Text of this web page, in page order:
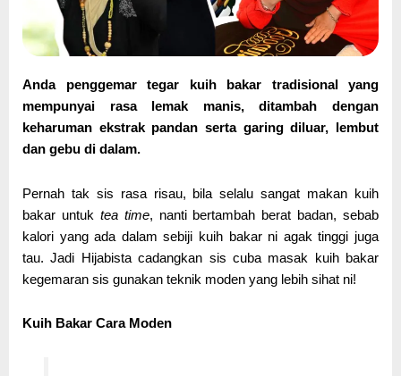
Anda penggemar tegar kuih bakar tradisional yang
mempunyai rasa lemak manis, ditambah dengan
keharuman ekstrak pandan serta garing diluar, lembut
dan gebu di dalam.
Pernah tak sis rasa risau, bila selalu sangat makan kuih
bakar untuk tea time, nanti bertambah berat badan, sebab
kalori yang ada dalam sebiji kuih bakar ni agak tinggi juga
tau. Jadi Hijabista cadangkan sis cuba masak kuih bakar
kegemaran sis gunakan teknik moden yang lebih sihat ni!
Kuih Bakar Cara Moden